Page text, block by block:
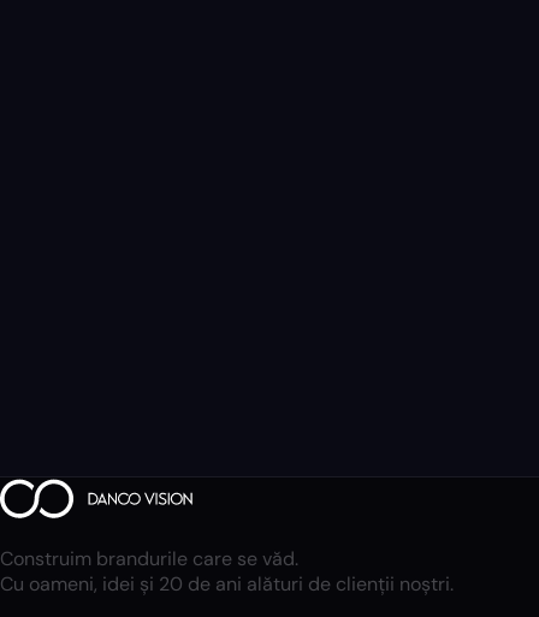
Construim brandurile care se văd.
Cu oameni, idei și 20 de ani alături de clienții noștri.